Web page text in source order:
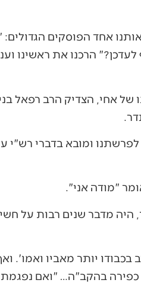
אחד הפוסקים
הרכנו את ראשינו
של אחי, הצדיק הרב רפאל
ומובא בדברי
"מודה אני".
היה מדבר שנים רבות על
יותר מאביו ואמו'.
כפירה בהקב"ה… "ואם